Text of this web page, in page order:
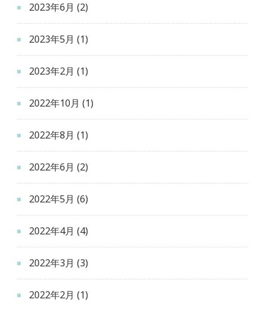
2023年6月 (2)
2023年5月 (1)
2023年2月 (1)
2022年10月 (1)
2022年8月 (1)
2022年6月 (2)
2022年5月 (6)
2022年4月 (4)
2022年3月 (3)
2022年2月 (1)